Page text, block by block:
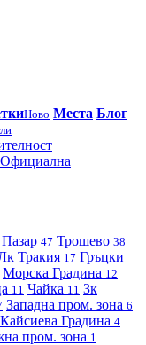
Ново Места Блог
Официална
47 Трошево 38
Тракия 17 Гръцки
Морска Градина 12
11 Чайка 11 Зк
Западна пром. зона 6
Кайсиева Градина 4
пром. зона 1